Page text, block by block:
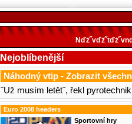
Nejoblíbenější
Náhodný vtip - Zobrazit
˝Už musím letět˝, řekl
Euro 2008 headers
Sportovní hry